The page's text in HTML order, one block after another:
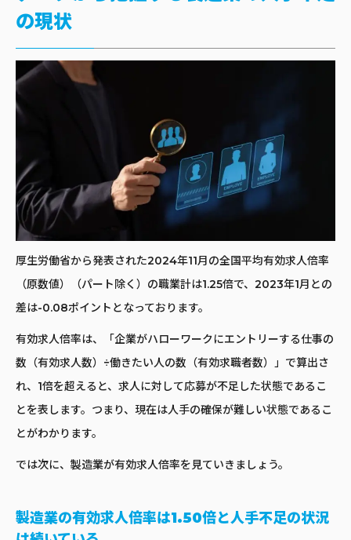
の現状
厚生労働省から発表された2024年11月の全国平均有効求人倍率
（原数値）（パート除く）の職業計は1.25倍で、2023年1月との
差は-0.08ポイントとなっております。
有効求人倍率は、「企業がハローワークにエントリーする仕事の
数（有効求人数）÷働きたい人の数（有効求職者数）」で算出さ
れ、1倍を超えると、求人に対して応募が不足した状態であるこ
とを表します。つまり、現在は人手の確保が難しい状態であるこ
とがわかります。
では次に、製造業が有効求人倍率を見ていきましょう。
製造業の有効求人倍率は1.50倍と人手不足の状況